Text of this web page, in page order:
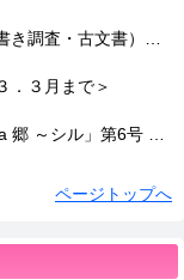
．３月まで＞
ページトップへ